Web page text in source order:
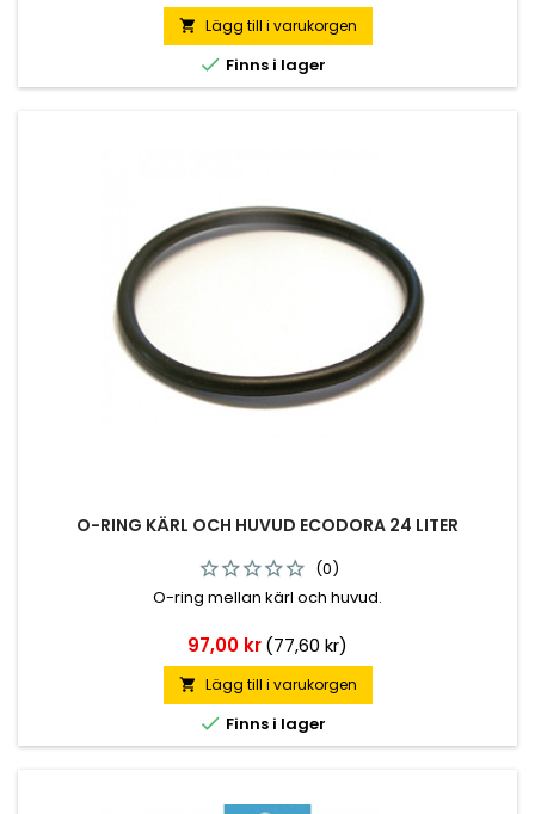
 Lägg till i varukorgen
 Finns i lager
O-RING KÄRL OCH HUVUD ECODORA 24 LITER
(0)
O-ring mellan kärl och huvud.
Pris
97,00 kr(77,60 kr)
 Lägg till i varukorgen
 Finns i lager